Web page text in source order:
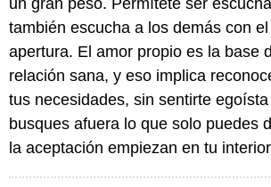
un gran peso. Permítete ser
también escucha a los demás con
apertura. El amor propio es la base
relación sana, y eso implica
tus necesidades, sin sentirte
busques afuera lo que solo puedes
la aceptación empiezan en tu